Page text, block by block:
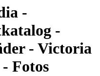
-
-
- Victoria
Fotos